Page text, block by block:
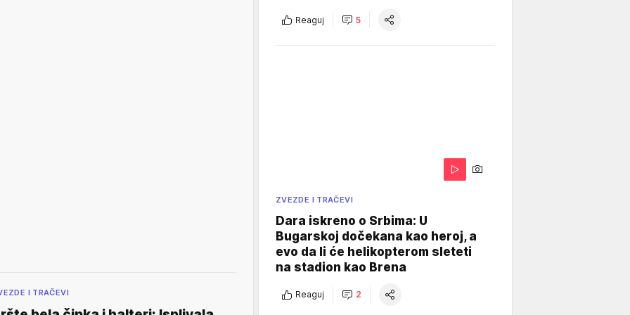
I TRAČEVI
Reaguj 5
ZVEZDE I TRAČEVI
Dara iskreno o Srbima: U
Bugarskoj dočekana kao heroj, a
evo da li će helikopterom sleteti
na stadion kao Brena
Reaguj 2